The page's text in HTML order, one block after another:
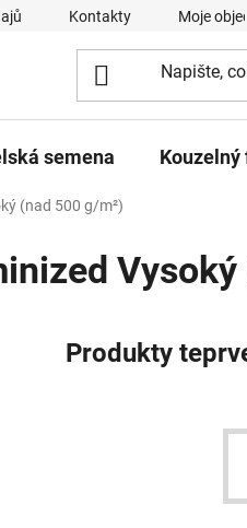
Kontakty Moje
semena Kouzelný
(nad 500 g/m²)
Produkty